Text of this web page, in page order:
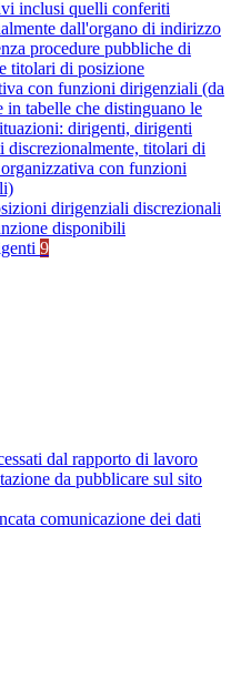
inclusi quelli conferiti
dall'organo di indirizzo
procedure pubbliche di
titolari di posizione
con funzioni dirigenziali (da
in tabelle che distinguano le
dirigenti, dirigenti
discrezionalmente, titolari di
con funzioni
dirigenziali discrezionali
disponibili
9
dal rapporto di lavoro
da pubblicare sul sito
comunicazione dei dati